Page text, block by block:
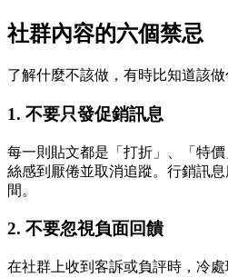
社群內容的六個禁忌
了解什麼不該做，有時比知道該做
1. 不要只發促銷訊息
每一則貼文都是「打折」、「特
絲感到厭倦並取消追蹤。行銷訊
間。
2. 不要忽視負面回饋
在社群上收到客訴或負評時，冷處